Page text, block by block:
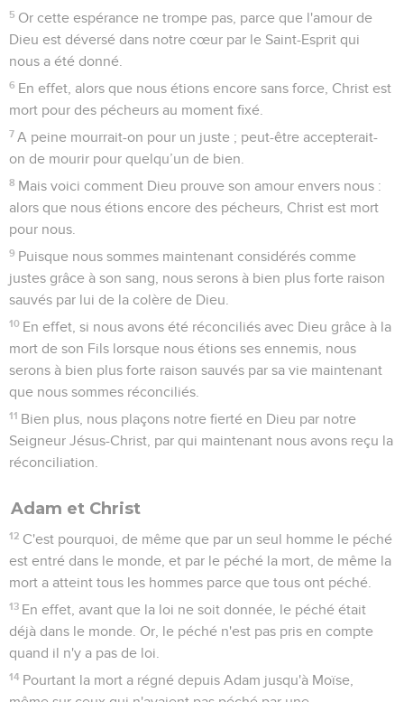
5 Or cette espérance ne trompe pas, parce que l'amour de
Dieu est déversé dans notre cœur par le Saint-Esprit qui
nous a été donné.
6 En effet, alors que nous étions encore sans force, Christ est
mort pour des pécheurs au moment fixé.
7 A peine mourrait-on pour un juste ; peut-être accepterait-
on de mourir pour quelqu’un de bien.
8 Mais voici comment Dieu prouve son amour envers nous :
alors que nous étions encore des pécheurs, Christ est mort
pour nous.
9 Puisque nous sommes maintenant considérés comme
justes grâce à son sang, nous serons à bien plus forte raison
sauvés par lui de la colère de Dieu.
10 En effet, si nous avons été réconciliés avec Dieu grâce à la
mort de son Fils lorsque nous étions ses ennemis, nous
serons à bien plus forte raison sauvés par sa vie maintenant
que nous sommes réconciliés.
11 Bien plus, nous plaçons notre fierté en Dieu par notre
Seigneur Jésus-Christ, par qui maintenant nous avons reçu la
réconciliation.
Adam et Christ
12 C'est pourquoi, de même que par un seul homme le péché
est entré dans le monde, et par le péché la mort, de même la
mort a atteint tous les hommes parce que tous ont péché.
13 En effet, avant que la loi ne soit donnée, le péché était
déjà dans le monde. Or, le péché n'est pas pris en compte
quand il n'y a pas de loi.
14 Pourtant la mort a régné depuis Adam jusqu'à Moïse,